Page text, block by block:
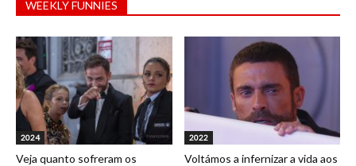
WEEKLY FUNNIES
2024
Veja quanto sofreram os
2022
Voltámos a infernizar a vida aos